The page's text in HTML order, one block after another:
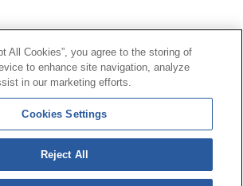
203 203|Zona Privada Comisión de
Especiales|Zona Privada Proveedor
Sanitario
2026 | Mapa del sitio | Aviso legal
Protección de Datos
cookies
All Cookies”, you agree to the storing of
to enhance site navigation, analyze
in our marketing efforts.
Cookies Settings
Reject All